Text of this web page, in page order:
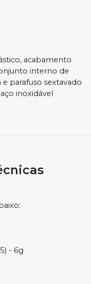
acabamento
interno de
parafuso sextavado
inoxidável
- 6g